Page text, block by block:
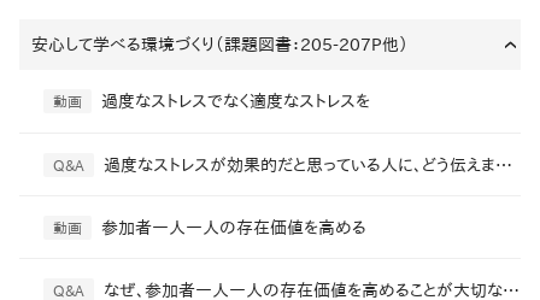
安心して学べる環境づくり（課題図書：205-207P他） ›
動画 過度なストレスでなく適度なストレスを
Q&A 過度なストレスが効果的だと思っている人に、どう伝えますか？
動画 参加者一人一人の存在価値を高める
Q&A なぜ、参加者一人一人の存在価値を高めることが大切なのか？